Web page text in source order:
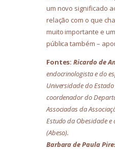
um novo significado
relação com o que
muito importante e
pública também –
Fontes:Ricardo de
endocrinologista e do
Universidade do Estado
coordenador do
Associadas da
Estudo da Obesidade
(Abeso).
Barbara de Paula